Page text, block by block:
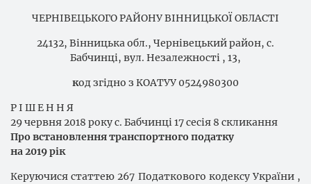
ЧЕРНІВЕЦЬКОГО РАЙОНУ ВІННИЦЬКОЇ ОБЛАСТІ
24132, Вінницька обл., Чернівецький район, с.
Бабчинці, вул. Незалежності , 13,
код згідно з КОАТУУ 0524980300
Р І Ш Е Н Н Я
29 червня2018 рокус. Бабчинці 17сесія 8 скликання
Про встановлення транспортного податку
на 2019рік
Керуючися статтею 267 Податкового кодексу України ,